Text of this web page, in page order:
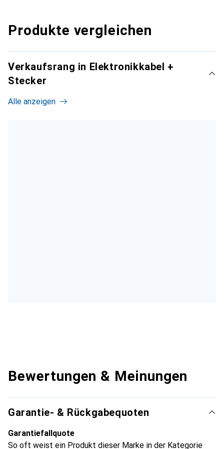
Produkte vergleichen
Verkaufsrang in Elektronikkabel +
Stecker
Alle anzeigen
Bewertungen & Meinungen
Garantie- & Rückgabequoten
Garantiefallquote
So oft weist ein Produkt dieser Marke in der Kategorie